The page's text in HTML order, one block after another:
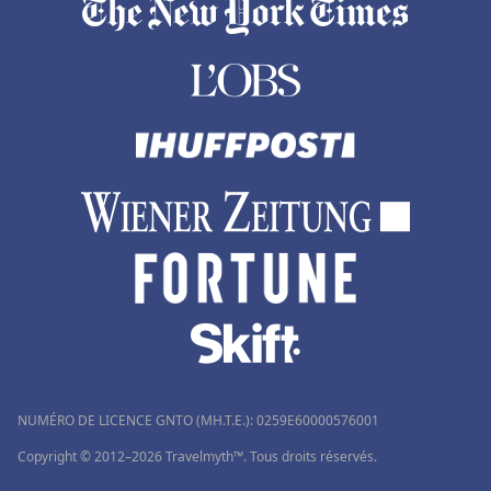
Hôtels à Porto Ota
Hôtels à Lucerne
Hôtels en Rhone Alpes
NUMÉRO DE LICENCE GNTO (MH.T.E.): 0259Ε60000576001
Copyright © 2012–2026 Travelmyth™. Tous droits réservés.